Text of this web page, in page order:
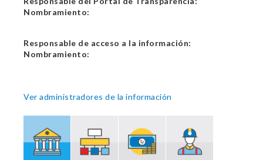
Nombramiento:
Responsable de acceso a la información:
Nombramiento:
Ver administradores de la información